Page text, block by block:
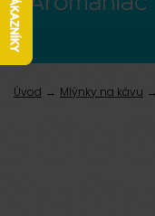
Úvod Mlýnky na kávu